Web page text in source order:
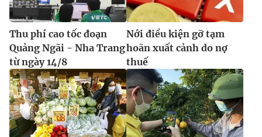
Thu phí cao tốc đoạn
Quảng Ngãi - Nha Trang
từ ngày 14/8
Nới điều kiện gỡ tạm
hoãn xuất cảnh do nợ
thuế